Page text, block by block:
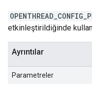
etkinleştirildiğinde
Ayrıntılar
Parametreler